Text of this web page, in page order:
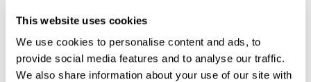
This website uses cookies
We use cookies to personalise content and ads, to
provide social media features and to analyse our traffic.
We also share information about your use of our site with